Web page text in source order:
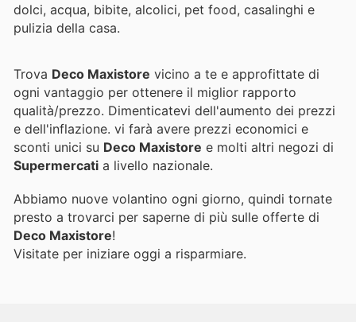
dolci, acqua, bibite, alcolici, pet food, casalinghi e
pulizia della casa.
Trova Deco Maxistore vicino a te e approfittate di
ogni vantaggio per ottenere il miglior rapporto
qualità/prezzo. Dimenticatevi dell'aumento dei prezzi
e dell'inflazione. vi farà avere prezzi economici e
sconti unici su Deco Maxistore e molti altri negozi di
Supermercati a livello nazionale.
Abbiamo nuove volantino ogni giorno, quindi tornate
presto a trovarci per saperne di più sulle offerte di
Deco Maxistore!
Visitate per iniziare oggi a risparmiare.